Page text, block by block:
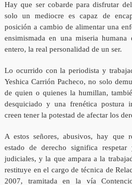
Hay que ser cobarde para disfrutar
solo un mediocre es capaz de
posición a cambio de alimentar una
ensimismada en una miseria
entero, la real personalidad de un ser.
Lo ocurrido con la periodista y
Yeshica Carrión Pacheco, no solo
de quien o quienes la humillan,
desquiciado y una frenética postura
creen tener la potestad de afectar los
A estos señores, abusivos, hay que
estado de derecho significa
judiciales, y la que ampara a la
restituye en el cargo de técnica de
2007, tramitada en la vía